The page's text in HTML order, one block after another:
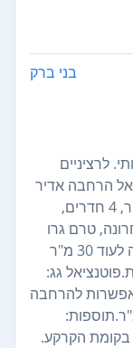
בני ברק
לרציניים
פוטנציאל הרחבה אדיר
וזכויות בנייה מאושרות! ​מצב קיים: כ-90 מ"ר, 4 חדרים,
טרם גרו
בה).​פוטנציאל הרחבה בקומה: זכויות בנייה לעוד 30 מ"ר
אחת.​פוטנציאל גג:
על הגג עם אפשרות להרחבה
בנוי + מרפסת פתוחה של 50 מ"ר. ​תוספות:
בקומת הקרקע.